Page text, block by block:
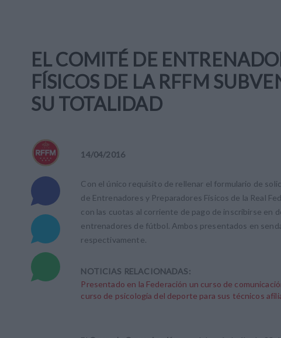
EL COMITÉ DE
FÍSICOS DE LA RFFM
SU TOTALIDAD
14/04/2016
Con el único requisito de rellenar el formulario de
de Entrenadores y Preparadores Físicos de la Real
con las cuotas al corriente de pago de inscribirse en
entrenadores de fútbol. Ambos presentados en
respectivamente.
NOTICIAS RELACIONADAS:
Presentado en la Federación un curso de
curso de psicología del deporte para sus técnicos